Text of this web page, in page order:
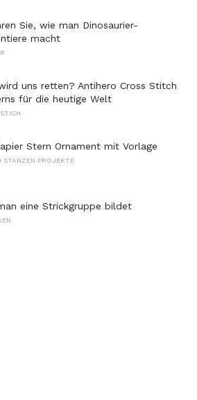
Sie, wie man Dinosaurier-
macht
uns retten? Antihero Cross Stitch
für die heutige Welt
Stern Ornament mit Vorlage
STANZEN PROJEKTE
eine Strickgruppe bildet